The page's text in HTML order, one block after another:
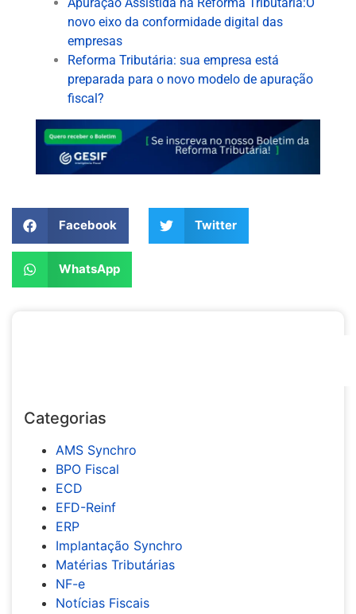
novo eixo da conformidade digital das
empresas
Reforma Tributária: sua empresa está
preparada para o novo modelo de apuração
fiscal?
Facebook Twitter
WhatsApp
Categorias
AMS Synchro
BPO Fiscal
ECD
EFD-Reinf
ERP
Implantação Synchro
Matérias Tributárias
NF-e
Notícias Fiscais